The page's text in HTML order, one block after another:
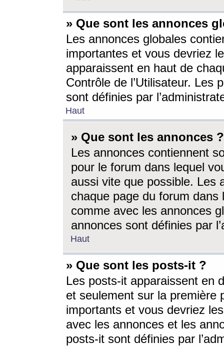
» Que sont les annonces
Les annonces globales
importantes et vous devriez
apparaissent en haut de
Contrôle de l’Utilisateur. Les
sont définies par
Haut
» Que sont les annonces ?
Les annonces contiennent
pour le forum dans lequel
aussi vite que possible. Les
chaque page du forum dans
comme avec les annonces
annonces sont définies par
Haut
» Que sont les posts-it ?
Les posts-it apparaissent en
et seulement sur la première
importants et vous devriez
avec les annonces et les
posts-it sont définies par